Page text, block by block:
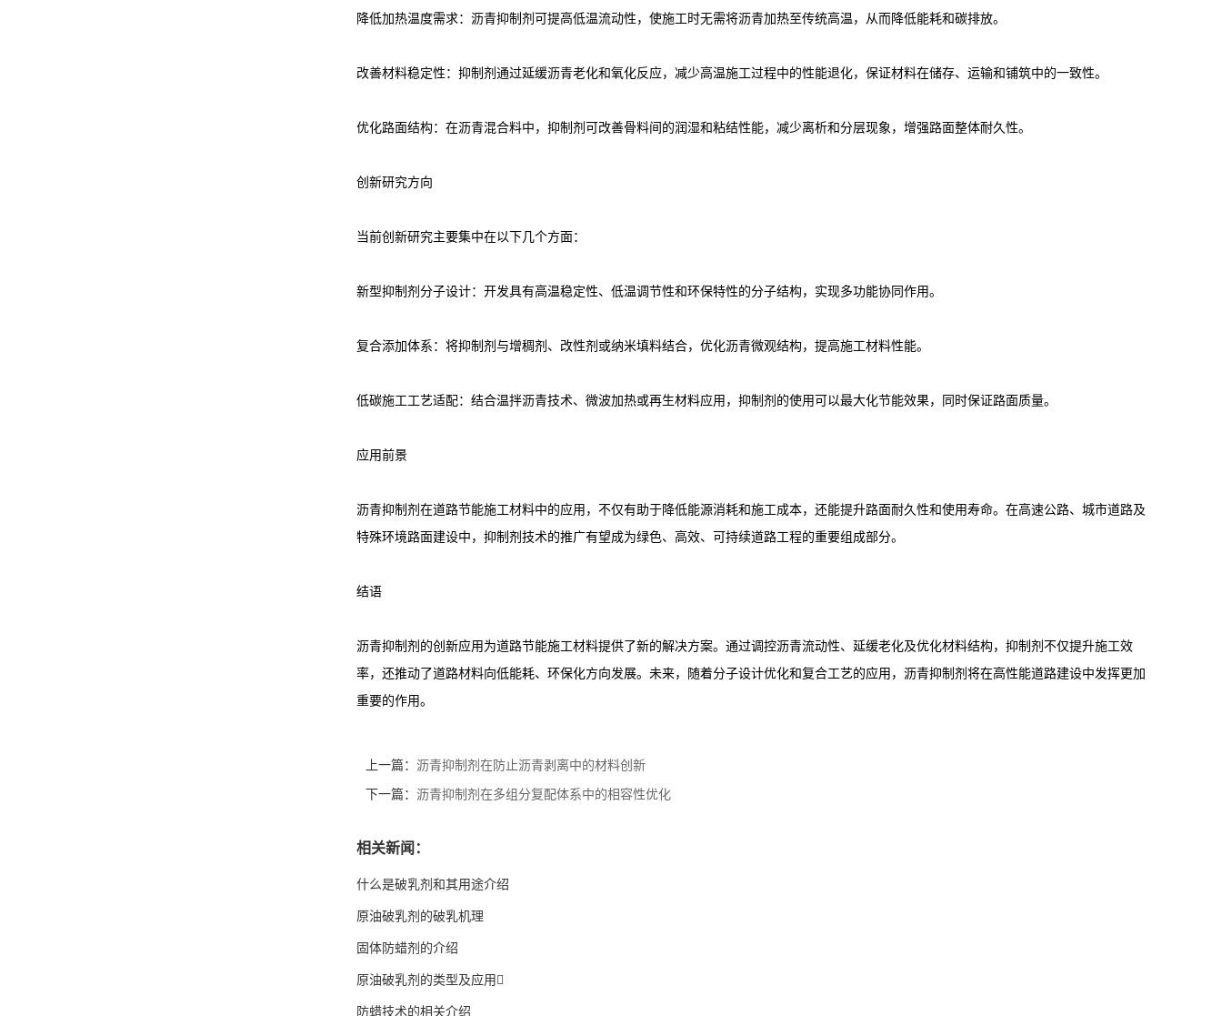
降低加热温度需求：沥青抑制剂可提高低温流动性，使施工时无需将沥青加热至传统高温，从而降低能耗和碳排放。
改善材料稳定性：抑制剂通过延缓沥青老化和氧化反应，减少高温施工过程中的性能退化，保证材料在储存、运输和铺筑中的一致性。
优化路面结构：在沥青混合料中，抑制剂可改善骨料间的润湿和粘结性能，减少离析和分层现象，增强路面整体耐久性。
创新研究方向
当前创新研究主要集中在以下几个方面：
新型抑制剂分子设计：开发具有高温稳定性、低温调节性和环保特性的分子结构，实现多功能协同作用。
复合添加体系：将抑制剂与增稠剂、改性剂或纳米填料结合，优化沥青微观结构，提高施工材料性能。
低碳施工工艺适配：结合温拌沥青技术、微波加热或再生材料应用，抑制剂的使用可以最大化节能效果，同时保证路面质量。
应用前景
沥青抑制剂在道路节能施工材料中的应用，不仅有助于降低能源消耗和施工成本，还能提升路面耐久性和使用寿命。在高速公路、城市道路及
特殊环境路面建设中，抑制剂技术的推广有望成为绿色、高效、可持续道路工程的重要组成部分。
结语
沥青抑制剂的创新应用为道路节能施工材料提供了新的解决方案。通过调控沥青流动性、延缓老化及优化材料结构，抑制剂不仅提升施工效
率，还推动了道路材料向低能耗、环保化方向发展。未来，随着分子设计优化和复合工艺的应用，沥青抑制剂将在高性能道路建设中发挥更加
重要的作用。
上一篇： 沥青抑制剂在防止沥青剥离中的材料创新
下一篇： 沥青抑制剂在多组分复配体系中的相容性优化
相关新闻：
什么是破乳剂和其用途介绍
原油破乳剂的破乳机理
固体防蜡剂的介绍
原油破乳剂的类型及应用
防蜡技术的相关介绍